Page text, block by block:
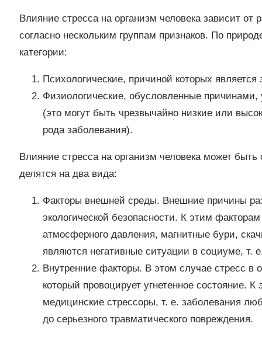
Влияние стресса на организм человека зависит
согласно нескольким группам признаков. По
категории:
Психологические, причиной которых
Физиологические, обусловленные
(это могут быть чрезвычайно низкие или
рода заболевания).
Влияние стресса на организм человека может
делятся на два вида:
Факторы внешней среды. Внешние причины
экологической безопасности. К этим
атмосферного давления, магнитные бури,
являются негативные ситуации в социуме, т.
Внутренние факторы. В этом случае стресс в
который провоцирует угнетенное состояние.
медицинские стрессоры, т. е. заболевания
до серьезного травматического повреждения.